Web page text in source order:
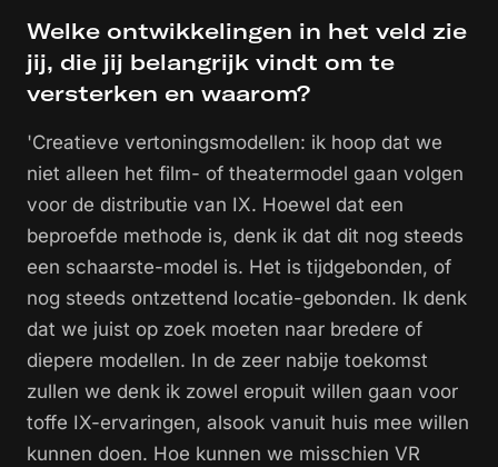
Welke ontwikkelingen in het veld zie
jij, die jij belangrijk vindt om te
versterken en waarom?
'Creatieve vertoningsmodellen: ik hoop dat we
niet alleen het film- of theatermodel gaan volgen
voor de distributie van IX. Hoewel dat een
beproefde methode is, denk ik dat dit nog steeds
een schaarste-model is. Het is tijdgebonden, of
nog steeds ontzettend locatie-gebonden. Ik denk
dat we juist op zoek moeten naar bredere of
diepere modellen. In de zeer nabije toekomst
zullen we denk ik zowel eropuit willen gaan voor
toffe IX-ervaringen, alsook vanuit huis mee willen
kunnen doen. Hoe kunnen we misschien VR